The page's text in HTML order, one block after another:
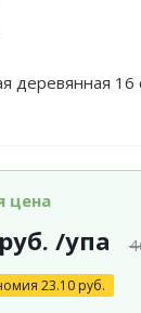
деревянная
цена
руб. /упа
23.10руб.